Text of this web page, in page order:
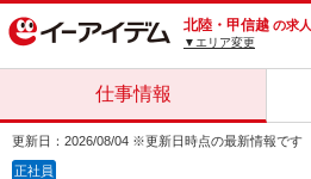
北陸・甲信越 の求人
▼エリア変更
仕事情報
更新日：2026/08/04 ※更新日時点の最新情報です
正社員